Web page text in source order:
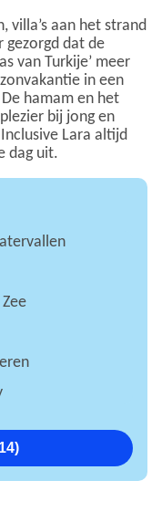
villa’s aan het strand
gezorgd dat de
van Turkije’ meer
in een
hamam en het
bij jong en
Lara altijd
dag uit.